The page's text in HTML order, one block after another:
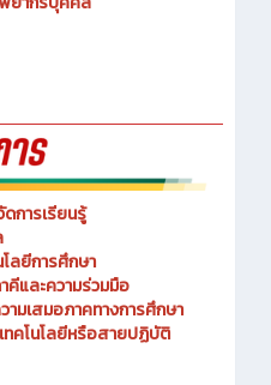
การเรียนรู้
ลยีการศึกษา
คีและความร่วมมือ
มเสมอภาคทางการศึกษา
คโนโลยีหรือสายปฏิบัติ